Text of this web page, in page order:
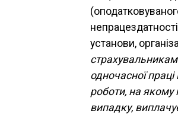
установи,
одночасної
роботи, на якому
випадку,